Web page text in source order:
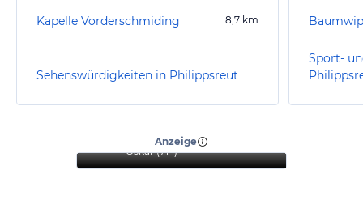
Kapelle Vorderschmiding 8,7 km
Sehenswürdigkeiten in Philippsreut
Sport-
Anzeige
Oskar(71+)